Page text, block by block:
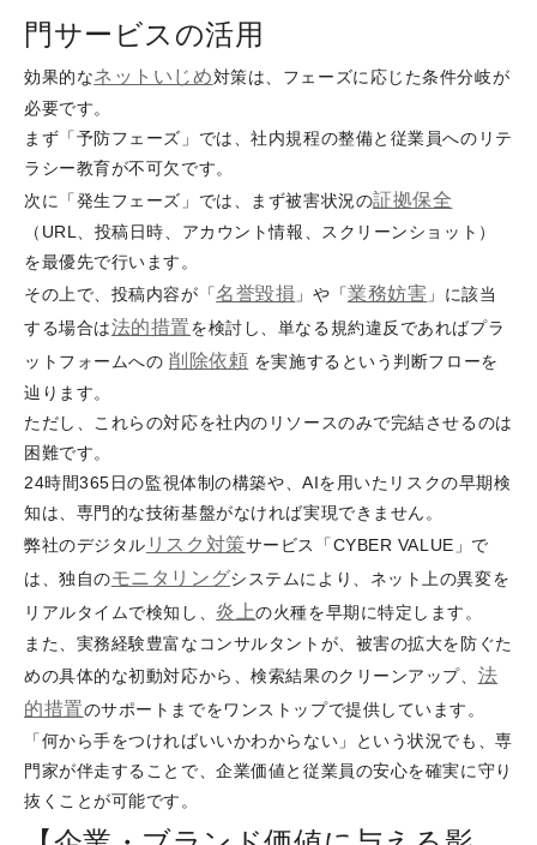
門サービスの活用
効果的なネットいじめ対策は、フェーズに応じた条件分岐が
必要です。
まず「予防フェーズ」では、社内規程の整備と従業員へのリテ
ラシー教育が不可欠です。
次に「発生フェーズ」では、まず被害状況の証拠保全
（URL、投稿日時、アカウント情報、スクリーンショット）
を最優先で行います。
その上で、投稿内容が「名誉毀損 」や「業務妨害 」に該当
する場合は法的措置を検討し、単なる規約違反であればプラ
ットフォームへの削除依頼 を実施するという判断フローを
辿ります。
ただし、これらの対応を社内のリソースのみで完結させるのは
困難です。
24時間365日の監視体制の構築や、AIを用いたリスクの早期検
知は、専門的な技術基盤がなければ実現できません。
弊社のデジタル リスク対策サービス「CYBER VALUE」で
は、独自のモニタリングシステムにより、ネット上の異変を
リアルタイムで検知し、 炎上の火種を早期に特定します。
また、実務経験豊富なコンサルタントが、被害の拡大を防ぐた
めの具体的な初動対応から、検索結果のクリーンアップ、 法
的措置のサポートまでをワンストップで提供しています。
「何から手をつければいいかわからない」という状況でも、専
門家が伴走することで、企業価値と従業員の安心を確実に守り
抜くことが可能です。